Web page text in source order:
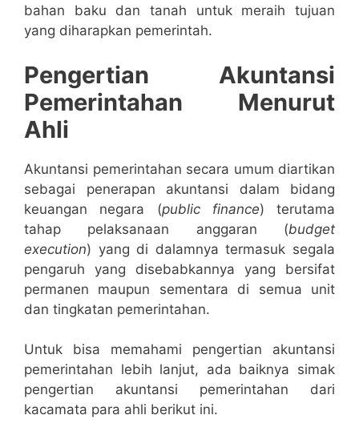
bahan baku dan tanah untuk meraih tujuan
yang diharapkan pemerintah.
Pengertian Akuntansi
Pemerintahan Menurut
Ahli
Akuntansi pemerintahan secara umum diartikan
sebagai penerapan akuntansi dalam bidang
keuangan negara (public finance) terutama
tahap pelaksanaan anggaran (budget
execution) yang di dalamnya termasuk segala
pengaruh yang disebabkannya yang bersifat
permanen maupun sementara di semua unit
dan tingkatan pemerintahan.
Untuk bisa memahami pengertian akuntansi
pemerintahan lebih lanjut, ada baiknya simak
pengertian akuntansi pemerintahan dari
kacamata para ahli berikut ini.